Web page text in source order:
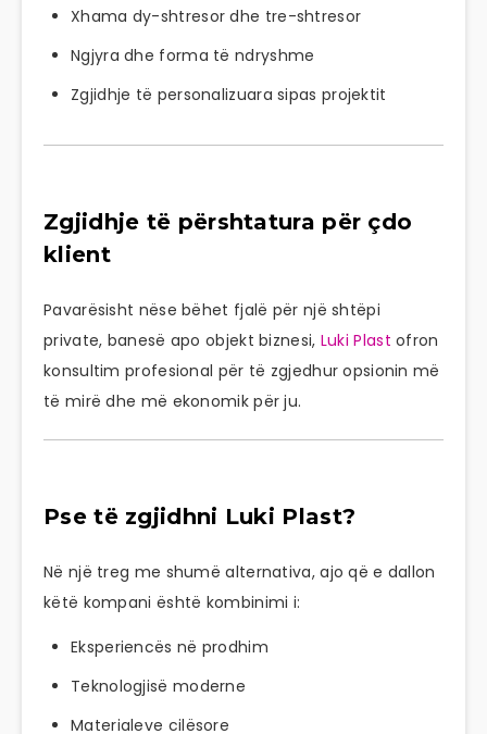
Xhama dy-shtresor dhe tre-shtresor
Ngjyra dhe forma të ndryshme
Zgjidhje të personalizuara sipas projektit
Zgjidhje të përshtatura për çdo
klient
Pavarësisht nëse bëhet fjalë për një shtëpi
private, banesë apo objekt biznesi, Luki Plast ofron
konsultim profesional për të zgjedhur opsionin më
të mirë dhe më ekonomik për ju.
Pse të zgjidhni Luki Plast?
Në një treg me shumë alternativa, ajo që e dallon
këtë kompani është kombinimi i:
Eksperiencës në prodhim
Teknologjisë moderne
Materialeve cilësore